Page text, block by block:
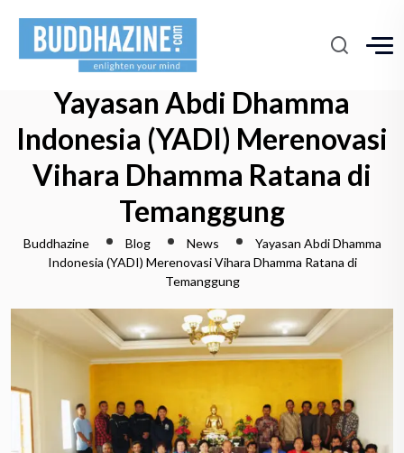
Yayasan Abdi Dhamma
Indonesia (YADI) Merenovasi
Vihara Dhamma Ratana di
Temanggung
Buddhazine Blog News
Yayasan Abdi Dhamma
Indonesia (YADI) Merenovasi Vihara Dhamma Ratana di
Temanggung